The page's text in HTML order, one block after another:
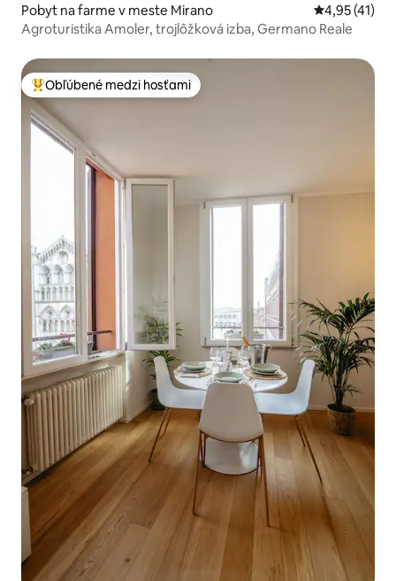
Pobyt na farme v meste Mirano Priemerné
4,95 (41)
Agroturistika Amoler, trojlôžková izba, Germano Reale
Najobľúbenejšie medzi hosťami
Obľúbené medzi hosťami